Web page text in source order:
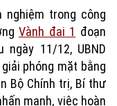
nghiệm trong công
Vành đai 1 đoạn
ngày 11/12, UBND
phóng mặt bằng
Bộ Chính trị, Bí thư
mạnh, việc hoàn